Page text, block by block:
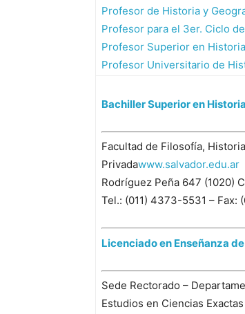
Profesor de Historia y
Profesor para el 3er. Ciclo
Profesor Superior en
Profesor Universitario de
Bachiller Superior en Historia
Facultad de Filosofía,
Privadawww.salvador.edu.ar
Rodríguez Peña 647 (1020)
Tel.: (011) 4373-5531 – Fax:
Licenciado en Enseñanza
Sede Rectorado –
Estudios en Ciencias